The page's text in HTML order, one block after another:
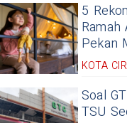
5
Pekan
KOTA
Soal
TSU